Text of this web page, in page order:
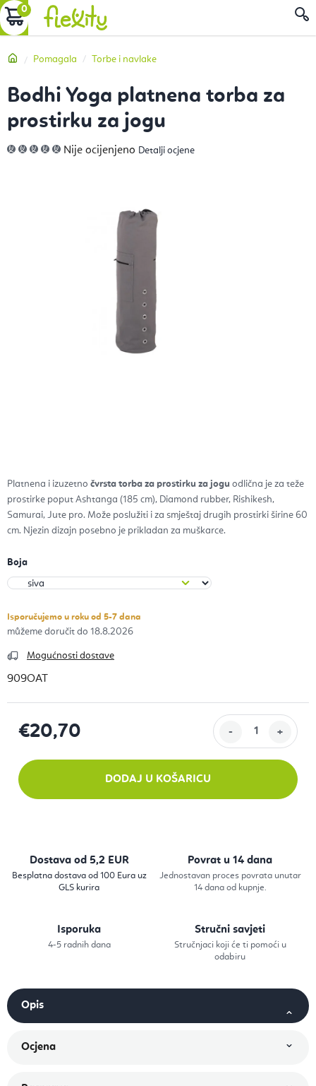
Preskoči
na
KOŠARICA
Početna
Pomagala Torbe i navlake
Platnena i izuzetno čvrsta torba za prostirku za jogu odlična je za teže
prostirke poput Ashtanga (185 cm), Diamond rubber, Rishikesh,
Samurai, Jute pro. Može poslužiti i za smještaj drugih prostirki širine 60
cm. Njezin dizajn posebno je prikladan za muškarce.
Boja
Isporučujemo u roku od 5-7 dana
18.8.2026
Mogućnosti dostave
909OAT
€20,70
DODAJ U KOŠARICU
Bodhi Yoga platnena torba za
prostirku za jogu
Prosječna
ocjena
Nije ocijenjeno Detalji ocjene
Dostava od 5,2 EUR
Besplatna dostava od 100 Eura uz
GLS kurira
Povrat u 14 dana
Jednostavan proces povrata unutar
14 dana od kupnje.
Isporuka
4-5 radnih dana
Stručni savjeti
Stručnjaci koji će ti pomoći u
odabiru